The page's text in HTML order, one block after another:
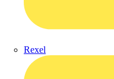
Rexel